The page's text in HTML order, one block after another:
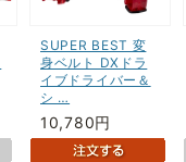
SUPER BEST 変
身ベルト DXドラ
イブドライバー＆
シ …
10,780円